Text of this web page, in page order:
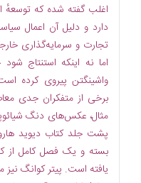
اغلب گفته شده که توسعهٔ
دارد و دلیل آن اعمال
تجارت و سرمایه‏‌گذاری
اما نه اینکه استنتاج
واشینگتن پیروی کرده
برخی از متفکران جدی
مثال، عکس‌‏های دنگ
پشت جلد کتاب دیوید
بسته و یک فصل کامل از
یافته است. پیتر کوانگ